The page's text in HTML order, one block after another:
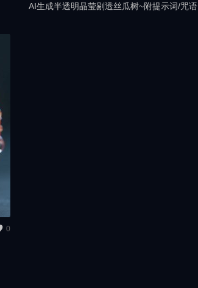
AI生成半透明晶莹剔透丝瓜树~附提示词/咒语
0